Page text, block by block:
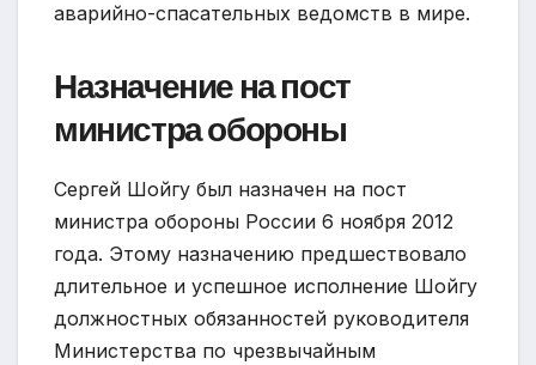
аварийно-спасательных ведомств в мире.
Назначение на пост
министра обороны
Сергей Шойгу был назначен на пост
министра обороны России 6 ноября 2012
года. Этому назначению предшествовало
длительное и успешное исполнение Шойгу
должностных обязанностей руководителя
Министерства по чрезвычайным